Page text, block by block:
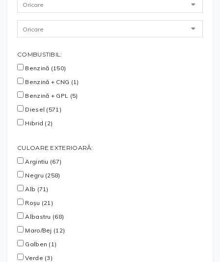
COMBUSTIBIL:
Benzină (150)
Benzină + CNG (1)
Benzină + GPL (5)
Diesel (571)
Hibrid (2)
CULOARE EXTERIOARĂ:
Argintiu (67)
Negru (258)
Alb (71)
Roșu (21)
Albastru (68)
Maro/Bej (12)
Galben (1)
Verde (3)